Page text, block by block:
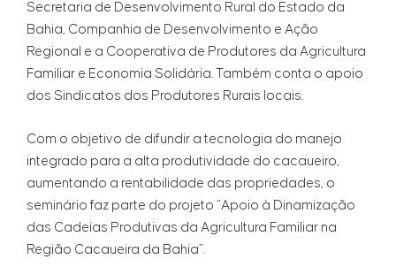
Secretaria de Desenvolvimento Rural do Estado da
Bahia, Companhia de Desenvolvimento e Ação
Regional e a Cooperativa de Produtores da Agricultura
Familiar e Economia Solidária. Também conta o apoio
dos Sindicatos dos Produtores Rurais locais.
Com o objetivo de difundir a tecnologia do manejo
integrado para a alta produtividade do cacaueiro,
aumentando a rentabilidade das propriedades, o
seminário faz parte do projeto “Apoio à Dinamização
das Cadeias Produtivas da Agricultura Familiar na
Região Cacaueira da Bahia”.